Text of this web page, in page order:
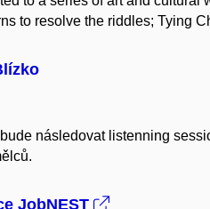
to resolve the riddles; Tying
následovat listenning
JobNEST